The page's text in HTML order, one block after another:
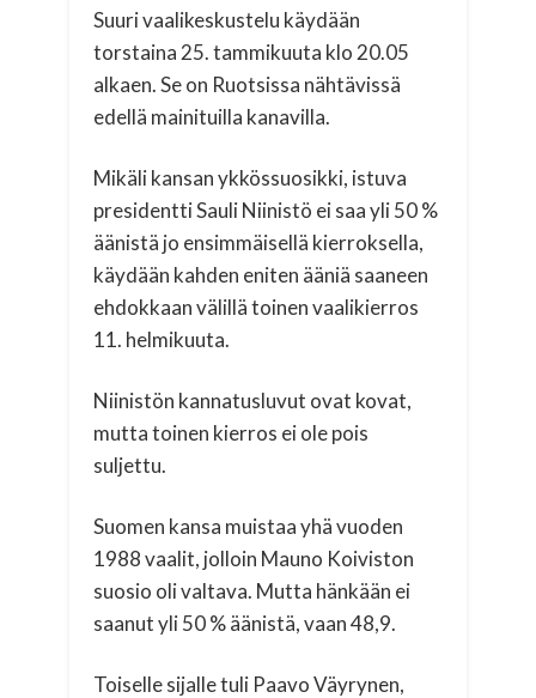
Suuri vaalikeskustelu käydään
torstaina 25. tammikuuta klo 20.05
alkaen. Se on Ruotsissa nähtävissä
edellä mainituilla kanavilla.
Mikäli kansan ykkössuosikki, istuva
presidentti Sauli Niinistö ei saa yli 50 %
äänistä jo ensimmäisellä kierroksella,
käydään kahden eniten ääniä saaneen
ehdokkaan välillä toinen vaalikierros
11. helmikuuta.
Niinistön kannatusluvut ovat kovat,
mutta toinen kierros ei ole pois
suljettu.
Suomen kansa muistaa yhä vuoden
1988 vaalit, jolloin Mauno Koiviston
suosio oli valtava. Mutta hänkään ei
saanut yli 50 % äänistä, vaan 48,9.
Toiselle sijalle tuli Paavo Väyrynen,